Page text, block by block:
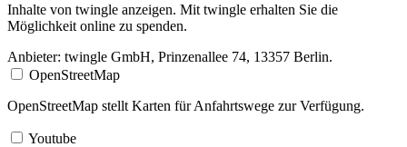
Inhalte von twingle anzeigen. Mit twingle erhalten Sie die
Möglichkeit online zu spenden.
Anbieter: twingle GmbH, Prinzenallee 74, 13357 Berlin.
OpenStreetMap
OpenStreetMap stellt Karten für Anfahrtswege zur Verfügung.
Youtube